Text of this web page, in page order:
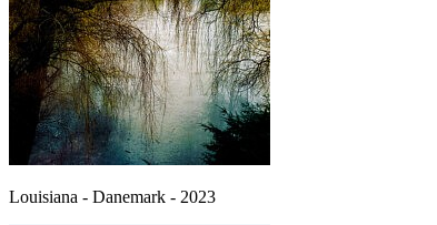
Louisiana - Danemark - 2023